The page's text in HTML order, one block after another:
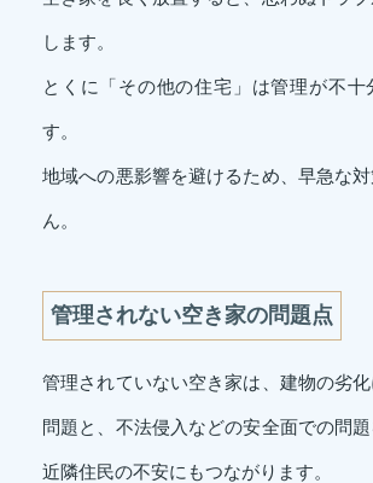
します。
とくに「その他の住宅」は管理が不十
す。
地域への悪影響を避けるため、早急な
ん。
管理されない空き家の問題点
管理されていない空き家は、建物の劣
問題と、不法侵入などの安全面での問題
近隣住民の不安にもつながります。